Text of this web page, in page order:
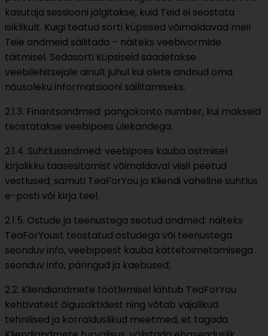
kasutaja sessiooni jälgitakse, kuid Teid ei seostata
isiklikult. Kuigi teatud sorti küpsised võimaldavad meil
Teie andmeid säilitada – näiteks veebivormide
täitmisel. Sedasorti küpsiseid saadetakse
veebilehitsejale ainult juhul kui olete andnud oma
nõusoleku informatsiooni säilitamiseks.
2.1.3. Finantsandmed: pangakonto number, kui makseid
teostatakse veebipoes ülekandega.
2.1.4. Suhtlusandmed: veebipoes kauba ostmisel
kirjalikku taasesitamist võimaldaval viisil peetud
vestlused; samuti TeaForYou ja Kliendi vaheline suhtlus
e-posti või kirja teel.
2.1.5. Ostude ja teenustega seotud andmed: näiteks
TeaForYoust teostatud ostudega või teenustega
seonduv info, veebipoest kauba kättetoimetamisega
seonduv info, päringud ja kaebused;
2.2. Kliendiandmete töötlemisel lähtub TeaForYou
kehtivatest õigusaktidest ning võtab vajalikud
tehnilised ja korralduslikud meetmed, et tagada